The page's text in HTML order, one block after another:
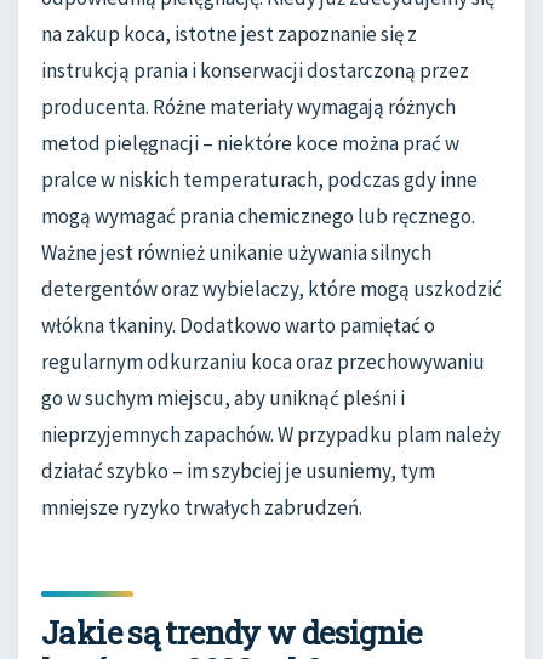
na zakup koca, istotne jest zapoznanie się z
instrukcją prania i konserwacji dostarczoną przez
producenta. Różne materiały wymagają różnych
metod pielęgnacji – niektóre koce można prać w
pralce w niskich temperaturach, podczas gdy inne
mogą wymagać prania chemicznego lub ręcznego.
Ważne jest również unikanie używania silnych
detergentów oraz wybielaczy, które mogą uszkodzić
włókna tkaniny. Dodatkowo warto pamiętać o
regularnym odkurzaniu koca oraz przechowywaniu
go w suchym miejscu, aby uniknąć pleśni i
nieprzyjemnych zapachów. W przypadku plam należy
działać szybko – im szybciej je usuniemy, tym
mniejsze ryzyko trwałych zabrudzeń.
Jakie są trendy w designie